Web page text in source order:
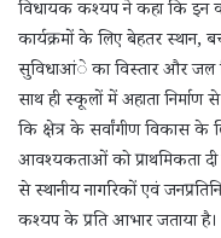
विधायक कश्यप ने कहा कि इन
कार्यक्रमों के लिए बेहतर स्थान,
सुविधाआंे का विस्तार और जल
साथ ही स्कूलों में अहाता निर्माण से
कि क्षेत्र के सर्वांगीण विकास
आवश्यकताओं को प्राथमिकता दी
से स्थानीय नागरिकों एवं
कश्यप के प्रति आभार जताया है।